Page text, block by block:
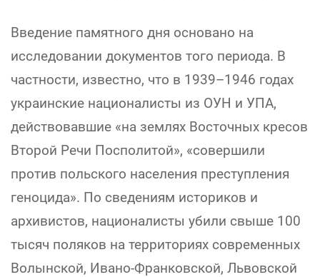
Введение памятного дня основано на
исследовании документов того периода. В
частности, известно, что в 1939–1946 годах
украинские националисты из ОУН и УПА,
действовавшие «на землях Восточных кресов
Второй Речи Посполитой», «совершили
против польского населения преступления
геноцида». По сведениям историков и
архивистов, националисты убили свыше 100
тысяч поляков на территориях современных
Волынской, Ивано-Франковской, Львовской